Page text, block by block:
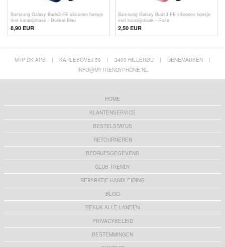
Samsung Galaxy Buds3 FE siliconen hoesje
met karabijnhaak - Dunkel Blau
8,90 EUR
Samsung Galaxy Buds3 FE siliconen hoesje
met karabijnhaak - Roze
2,50 EUR
MTP DK APS | KARLEBOVEJ 59 | 3400 HILLERØD | DENEMARKEN
|
INFO@MYTRENDYPHONE.NL
HOME
KLANTENSERVICE
BESTELSTATUS
RETOURNEREN
BEDRIJFSGEGEVENS
CLUB TRENDY
REPARATIE HANDLEIDING
BLOG
BEKIJK ALLE LANDEN
PRIVACYBELEID
BESTEMMINGEN